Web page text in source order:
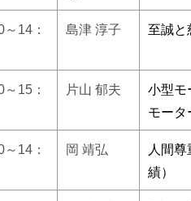
14：
島津 淳子 至誠と
15：
片山 郁夫
小型モ
モータ
14：
岡 靖弘
人間
績）